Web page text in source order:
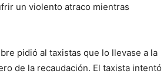
un violento atraco mientras
pidió al taxistas que lo llevase a la
de la recaudación. El taxista intentó